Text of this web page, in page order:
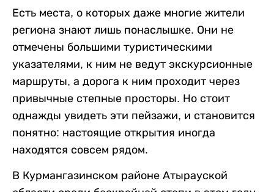
Есть места, о которых даже многие жители
региона знают лишь понаслышке. Они не
отмечены большими туристическими
указателями, к ним не ведут экскурсионные
маршруты, а дорога к ним проходит через
привычные степные просторы. Но стоит
однажды увидеть эти пейзажи, и становится
понятно: настоящие открытия иногда
находятся совсем рядом.
В Курмангазинском районе Атырауской